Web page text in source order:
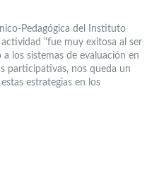
Pedagógica del Instituto
“fue muy exitosa al ser
los sistemas de evaluación en
participativas, nos queda un
estrategias en los